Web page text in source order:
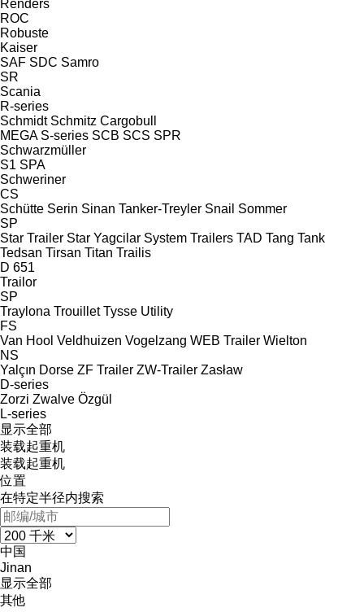
Renders
ROC
Robuste
Kaiser
SAF SDC Samro
SR
Scania
R-series
Schmidt Schmitz Cargobull
MEGA S-series SCB SCS SPR
Schwarzmüller
S1 SPA
Schweriner
CS
Schütte Serin Sinan Tanker-Treyler Snail Sommer
SP
Star Trailer Star Yagcilar System Trailers TAD Tang Tank
Tedsan Tirsan Titan Trailis
D 651
Trailor
SP
Traylona Trouillet Tysse Utility
FS
Van Hool Veldhuizen Vogelzang WEB Trailer Wielton
NS
Yalçın Dorse ZF Trailer ZW-Trailer Zasław
D-series
Zorzi Zwalve Özgül
L-series
显示全部
装载起重机
装载起重机
位置
在特定半径内搜索
中国
Jinan
显示全部
其他